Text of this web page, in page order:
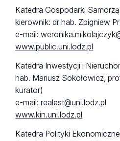
Katedra Gospodarki
kierownik: dr hab. Zbigniew
e-mail:
www.public.uni.lodz.pl
Katedra Inwestycji i
hab. Mariusz Sokołowicz,
kurator)
e-mail: realest@uni.lodz.pl
www.kin.uni.lodz.pl
Katedra Polityki